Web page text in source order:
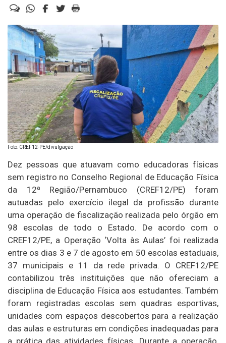
Foto: CREF12-PE/divulgação
Dez pessoas que atuavam como educadoras físicas
sem registro no Conselho Regional de Educação Física
da 12ª Região/Pernambuco (CREF12/PE) foram
autuadas pelo exercício ilegal da profissão durante
uma operação de fiscalização realizada pelo órgão em
98 escolas de todo o Estado. De acordo com o
CREF12/PE, a Operação ‘Volta às Aulas’ foi realizada
entre os dias 3 e 7 de agosto em 50 escolas estaduais,
37 municipais e 11 da rede privada. O CREF12/PE
contabilizou três instituições que não ofereciam a
disciplina de Educação Física aos estudantes. Também
foram registradas escolas sem quadras esportivas,
unidades com espaços descobertos para a realização
das aulas e estruturas em condições inadequadas para
a prática das atividades físicas. Durante a operação,